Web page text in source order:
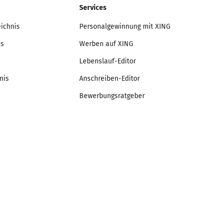
Services
Personalgewinnung mit XING
Werben auf XING
Lebenslauf-Editor
Anschreiben-Editor
Bewerbungsratgeber